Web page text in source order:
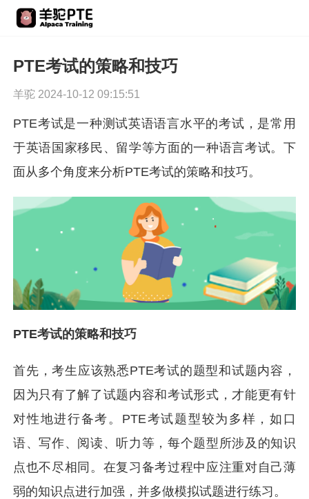
PTE考试的策略和技巧
羊驼 2024-10-12 09:15:51
PTE考试是一种测试英语语言水平的考试，是常用
于英语国家移民、留学等方面的一种语言考试。下
面从多个角度来分析PTE考试的策略和技巧。
PTE考试的策略和技巧
首先，考生应该熟悉PTE考试的题型和试题内容，
因为只有了解了试题内容和考试形式，才能更有针
对性地进行备考。PTE考试题型较为多样，如口
语、写作、阅读、听力等，每个题型所涉及的知识
点也不尽相同。在复习备考过程中应注重对自己薄
弱的知识点进行加强，并多做模拟试题进行练习。